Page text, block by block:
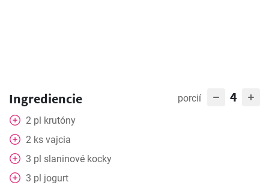
Ingrediencie porcií 4
2 pl krutóny
2 ks vajcia
3 pl slaninové kocky
3 pl jogurt